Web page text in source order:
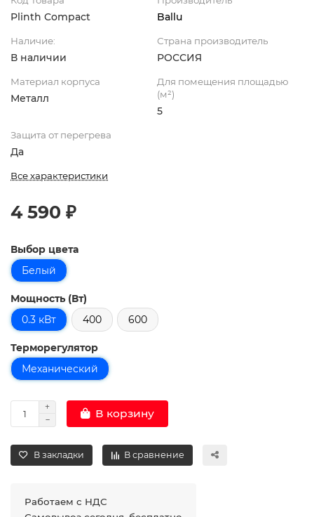
Plinth Compact Ballu
Наличие:
В наличии
Страна производитель
РОССИЯ
Материал корпуса
Металл
Для помещения площадью
(м²)
5
Защита от перегрева
Да
Все характеристики
4 590 ₽
Выбор цвета
Белый
Мощность (Вт)
0.3 кВт
400 600
Терморегулятор
Механический
В корзину
В закладки В сравнение
Работаем с НДС